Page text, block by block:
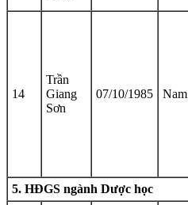
14
Trần
Giang
Sơn
07/10/1985 Nam
5. HĐGS ngành Dược học